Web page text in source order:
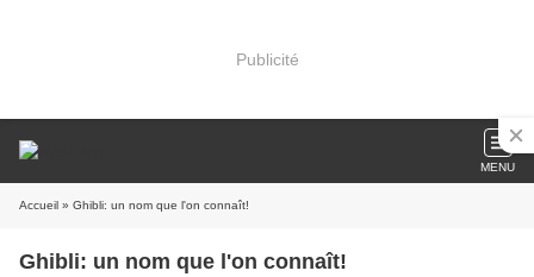
Publicité
MENU
Accueil » Ghibli: un nom que l'on connaît!
Ghibli: un nom que l'on connaît!